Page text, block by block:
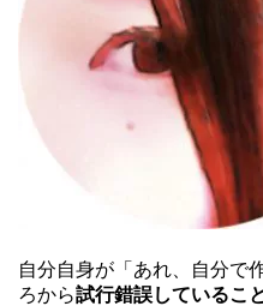
自分自身が「あれ、自分で
ろから試行錯誤しているこ